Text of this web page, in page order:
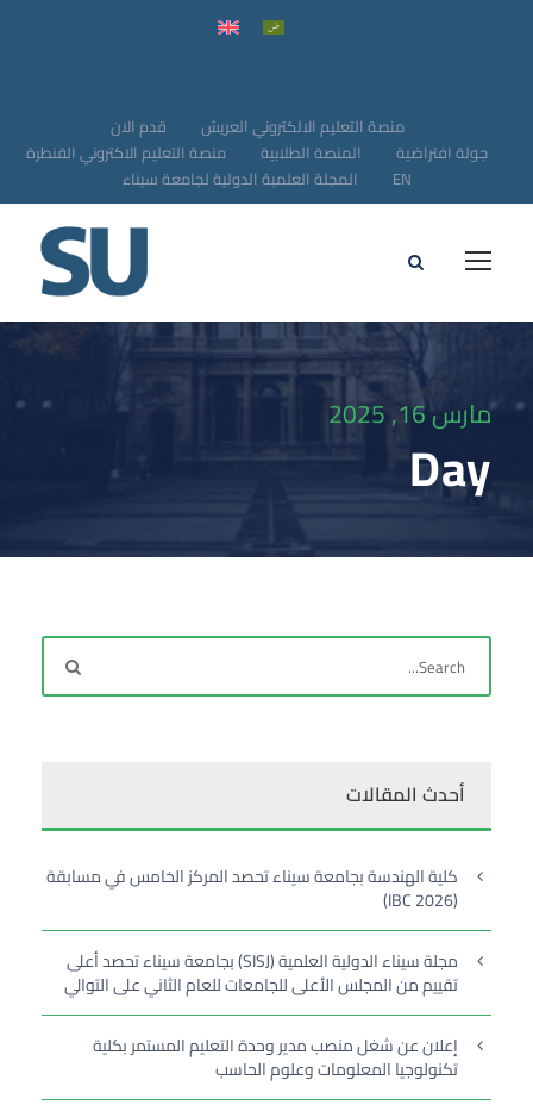
قدم الان
منصة التعليم الالكتروني العريش
منصة التعليم الاكتروني القنطرة
المنصة الطلابية
جولة افتراضية
المجلة العلمية الدولية لجامعة سيناء
EN
مارس 16, 2025
Day
أحدث المقالات
كلية الهندسة بجامعة سيناء تحصد المركز الخامس في مسابقة
(IBC 2026)
مجلة سيناء الدولية العلمية (SISJ) بجامعة سيناء تحصد أعلى
تقييم من المجلس الأعلى للجامعات للعام الثاني على التوالي
إعلان عن شغل منصب مدير وحدة التعليم المستمر بكلية
تكنولوجيا المعلومات وعلوم الحاسب